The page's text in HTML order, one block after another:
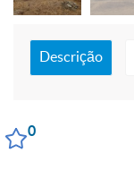
0
Descrição